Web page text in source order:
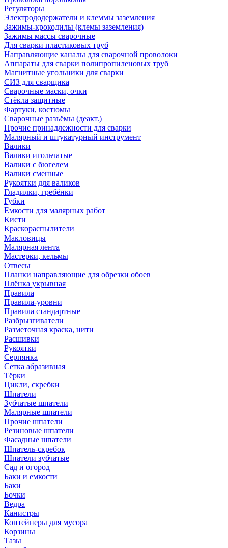
Регуляторы
Электрододержатели и клеммы заземления
Зажимы-крокодилы (клемы заземления)
Зажимы массы сварочные
Для сварки пластиковых труб
Направляющие каналы для сварочной проволоки
Аппараты для сварки полипропиленовых труб
Магнитные угольники для сварки
СИЗ для сварщика
Сварочные маски, очки
Стёкла защитные
Фартуки, костюмы
Сварочные разъёмы (деакт.)
Прочие принадлежности для сварки
Малярный и штукатурный инструмент
Валики
Валики игольчатые
Валики с бюгелем
Валики сменные
Рукоятки для валиков
Гладилки, гребёнки
Губки
Емкости для малярных работ
Кисти
Краскораспылители
Макловицы
Малярная лента
Мастерки, кельмы
Отвесы
Планки направляющие для обрезки обоев
Плёнка укрывная
Правила
Правила-уровни
Правила стандартные
Разбрызгиватели
Разметочная краска, нити
Расшивки
Рукоятки
Серпянка
Сетка абразивная
Тёрки
Цикли, скребки
Шпатели
Зубчатые шпатели
Малярные шпатели
Прочие шпатели
Резиновые шпатели
Фасадные шпатели
Шпатель-скребок
Шпатели зубчатые
Сад и огород
Баки и емкости
Баки
Бочки
Ведра
Канистры
Контейнеры для мусора
Корзины
Тазы